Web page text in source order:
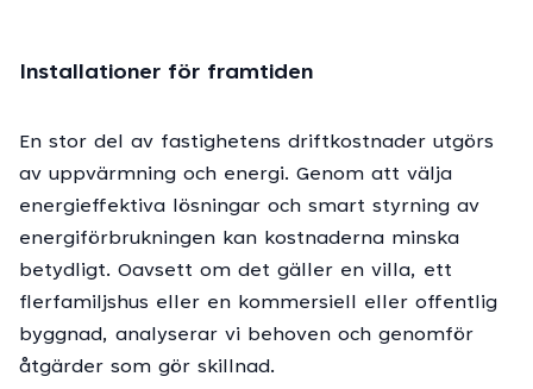
Installationer för framtiden
En stor del av fastighetens driftkostnader utgörs
av uppvärmning och energi. Genom att välja
energieffektiva lösningar och smart styrning av
energiförbrukningen kan kostnaderna minska
betydligt. Oavsett om det gäller en villa, ett
flerfamiljshus eller en kommersiell eller offentlig
byggnad, analyserar vi behoven och genomför
åtgärder som gör skillnad.